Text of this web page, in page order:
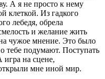
А я не просто к нему
клеткой. Из гадкого
лебедя, обрела
и желание жить
чужое мнение. Это было
тебе подумают. Поступать
игра на сцене,
мне иной мир.